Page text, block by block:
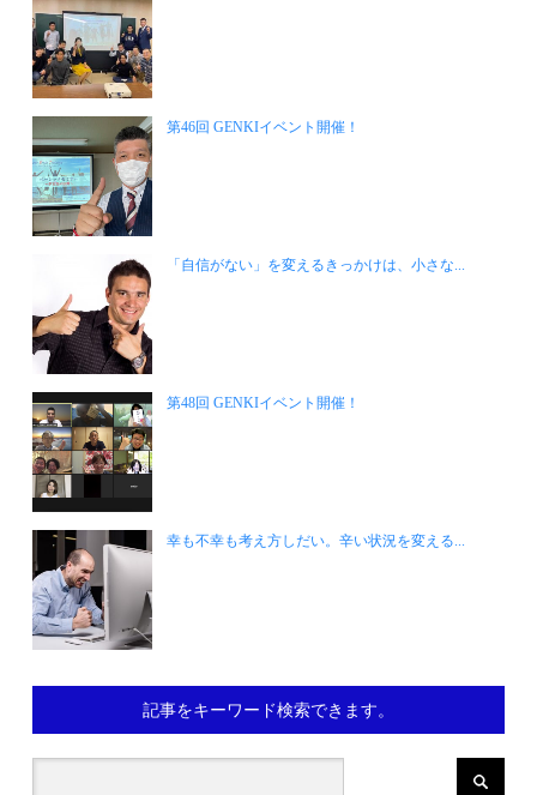
第46回 GENKIイベント開催！
「自信がない」を変えるきっかけは、小さな...
第48回 GENKIイベント開催！
幸も不幸も考え方しだい。辛い状況を変える...
記事をキーワード検索できます。